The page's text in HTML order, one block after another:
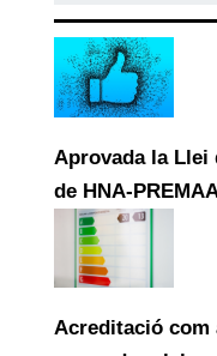
Aprovada la
de HNA-
Acreditació com